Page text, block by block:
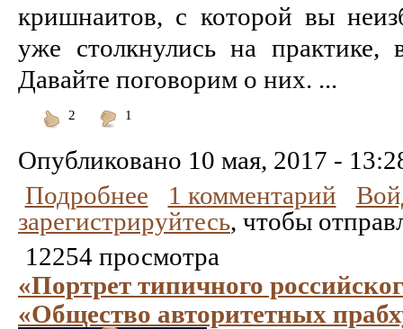
кришнаитов, с которой вы
уже столкнулись на практике,
Давайте поговорим о них. ...
2
1
Опубликовано 10 мая, 2017 -
Подробнее
1 комментарий
зарегистрируйтесь, чтобы
12254 просмотра
«Портрет типичного
«Общество авторитетных